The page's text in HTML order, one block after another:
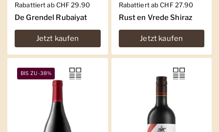
Regulärer Preis
Rabattiert ab CHF 29.90
De Grendel Rubaiyat
Jetzt kaufen
Regulärer Preis
Rabattiert ab CHF 27.90
Rust en Vrede Shiraz
Jetzt kaufen
BIS ZU -38%